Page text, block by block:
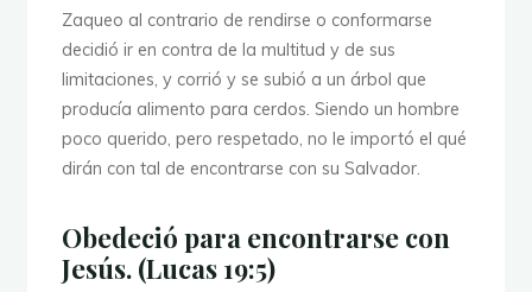
Zaqueo al contrario de rendirse o conformarse
decidió ir en contra de la multitud y de sus
limitaciones, y corrió y se subió a un árbol que
producía alimento para cerdos. Siendo un hombre
poco querido, pero respetado, no le importó el qué
dirán con tal de encontrarse con su Salvador.
Obedeció para encontrarse con
Jesús. (Lucas 19:5)